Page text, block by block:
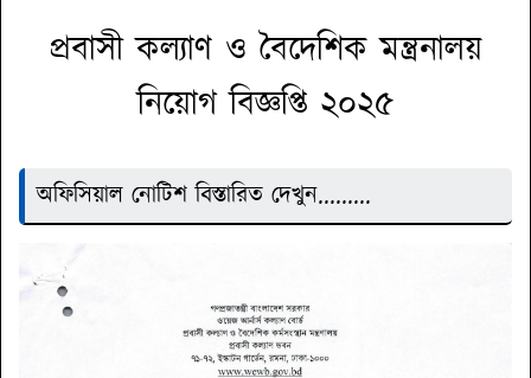
প্রবাসী কল্যাণ ও বৈদেশিক মন্ত্রনালয়
নিয়োগ বিজ্ঞপ্তি ২০২৫
অফিসিয়াল নোটিশ বিস্তারিত দেখুন.........